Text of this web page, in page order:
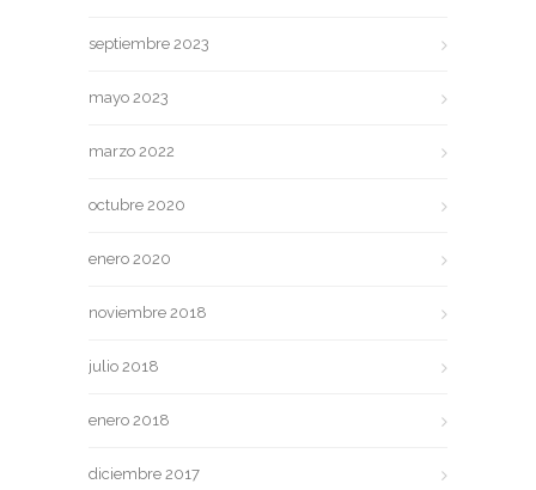
septiembre 2023
mayo 2023
marzo 2022
octubre 2020
enero 2020
noviembre 2018
julio 2018
enero 2018
diciembre 2017